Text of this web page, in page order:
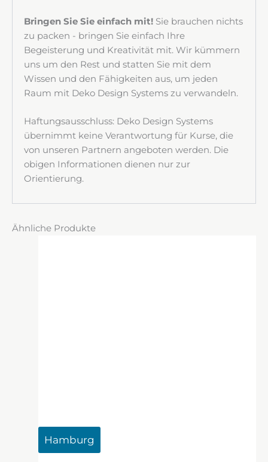
Bringen Sie Sie einfach mit!Sie brauchen nichts
zu packen - bringen Sie einfach Ihre
Begeisterung und Kreativität mit. Wir kümmern
uns um den Rest und statten Sie mit dem
Wissen und den Fähigkeiten aus, um jeden
Raum mit Deko Design Systems zu verwandeln.
Haftungsausschluss: Deko Design Systems
übernimmt keine Verantwortung für Kurse, die
von unseren Partnern angeboten werden. Die
obigen Informationen dienen nur zur
Orientierung.
Ähnliche Produkte
Hamburg